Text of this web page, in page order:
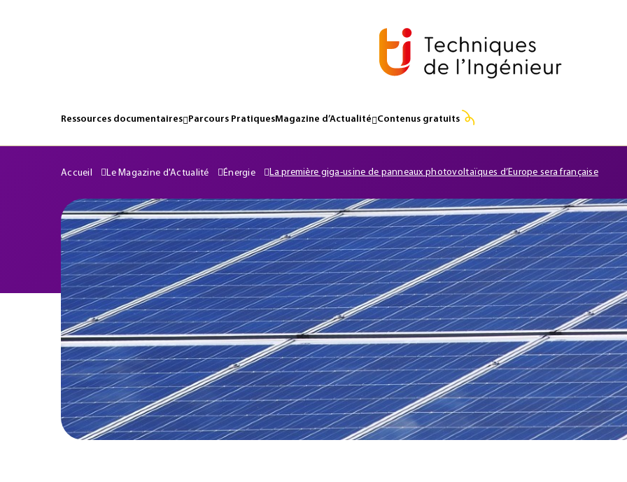
Ressources documentaires Parcours PratiquesMagazine d’Actualité Contenus gratuits
Accueil Le Magazine d'Actualité Énergie La première giga-usine de panneaux photovoltaïques d’Europe sera française